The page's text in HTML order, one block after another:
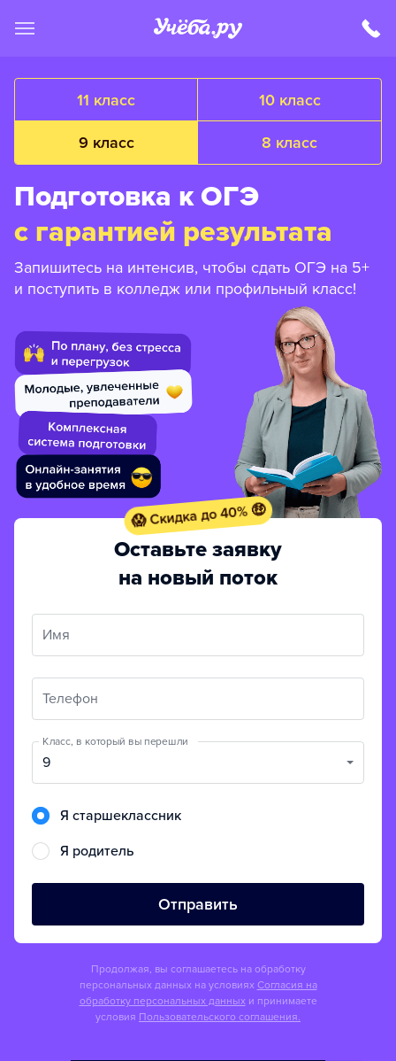
11 класс 10 класс
9 класс 8 класс
Подготовка к ОГЭ
с гарантией результата
Запишитесь на интенсив, чтобы сдать ОГЭ на 5+
и поступить в колледж или профильный класс!
Оставьте заявку
на новый поток
Имя
Телефон
Класс, в который вы перешли
9
Я старшеклассник
Я родитель
Отправить
😱 Скидка до 40% 🤑
Продолжая, вы соглашаетесь на обработку
персональных данных на условиях Согласия на
обработку персональных данных и принимаете
условия Пользовательского соглашения.